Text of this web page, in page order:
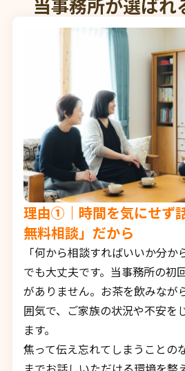
当事務所が選ばれ
理由①｜時間を気にせず
無料相談」だから
「何から相談すればいいか分
でも大丈夫です。当事務所の初
がありません。お茶を飲みなが
囲気で、ご家族の状況や不安を
ます。
焦って伝え忘れてしまうことの